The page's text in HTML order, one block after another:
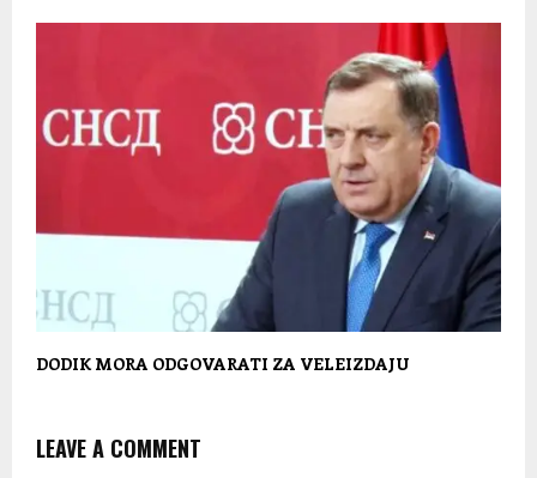
DODIK MORA ODGOVARATI ZA VELEIZDAJU
LEAVE A COMMENT